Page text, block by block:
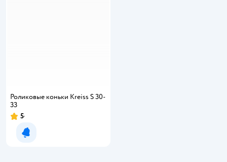
Роликовые коньки Kreiss S 30-
33
5
Уведомить о появлении